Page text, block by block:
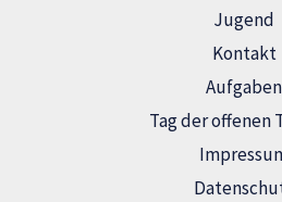
Jugend
Kontakt
Aufgaben
Tag der offenen